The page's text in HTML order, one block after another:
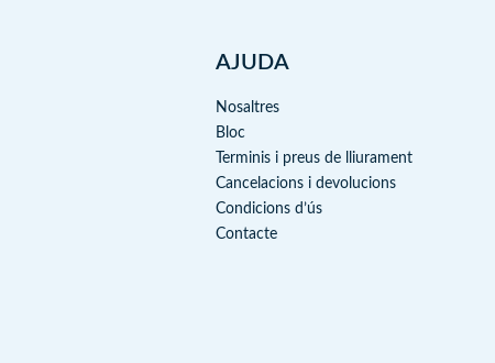
AJUDA
Nosaltres
Bloc
Terminis i preus de lliurament
Cancelacions i devolucions
Condicions d’ús
Contacte